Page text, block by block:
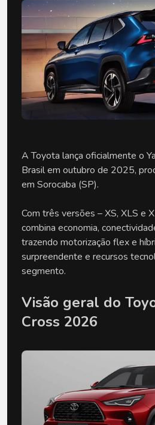
A Toyota lança oficialmente o
Brasil em outubro de 2025,
em Sorocaba (SP).
Com três versões – XS, XLS e
combina economia,
trazendo motorização flex e
surpreendente e recursos
segmento.
Visão geral do
Cross 2026